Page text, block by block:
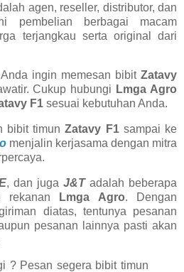
agen, reseller, distributor, dan
pembelian berbagai macam
terjangkau serta original dari
ingin memesan bibit Zatavy
Cukup hubungi Lmga Agro
F1 sesuai kebutuhan Anda.
bibit timunZatavy F1sampai ke
menjalin kerjasama dengan mitra
, dan juga J&T adalah beberapa
rekanan
Lmga Agro. Dengan
diatas, tentunya pesanan
pesanan lainnya pasti akan
? Pesan segera bibit timun